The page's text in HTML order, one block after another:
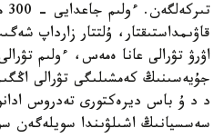
قاۋىمداستىقتار، ۇلتتار زارداپ
اۋرۋ تۋرالى عانا ەمەس، ءولىم
جۇيەسىنىڭ كەمشىلىگى تۋرالى
سەسسيانىڭ اشىلۋىندا سويلەگەن